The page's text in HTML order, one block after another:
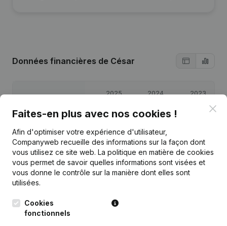
Données financières de César
2025 2024 2023
Bénéfices/pertes €49 342 €11 431
Capitaux propres €101 389 €52 047 €42 282
Marge brute 83 560 27 683
Faites-en plus avec nos cookies !
Afin d'optimiser votre expérience d'utilisateur,
Companyweb recueille des informations sur la façon dont
vous utilisez ce site web. La politique en matière de cookies
vous permet de savoir quelles informations sont visées et
vous donne le contrôle sur la manière dont elles sont
utilisées.
Cookies
fonctionnels